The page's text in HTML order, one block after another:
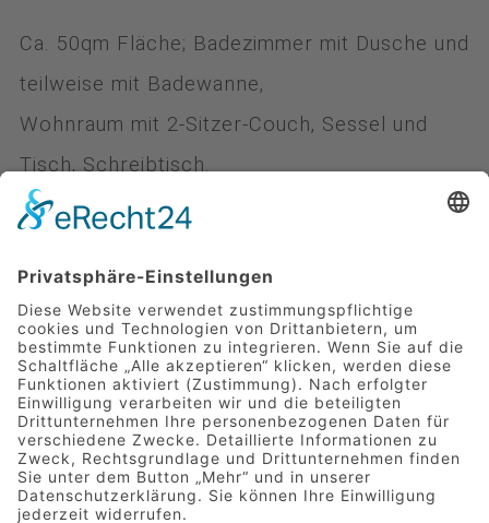
Ca. 50qm Fläche; Badezimmer mit Dusche und
teilweise mit Badewanne,
Wohnraum mit 2-Sitzer-Couch, Sessel und
Tisch, Schreibtisch.
Separates großzügiges Schlafzimmer,
Türbogen mit Vorhang, teilweise mit zwei
Balkonen.
Die Zimmerpreise enthalten das Frühstück.
Einzelzimmer:122,00€ - 125,00€
Doppelzimmer:172,00€ - 175,00€